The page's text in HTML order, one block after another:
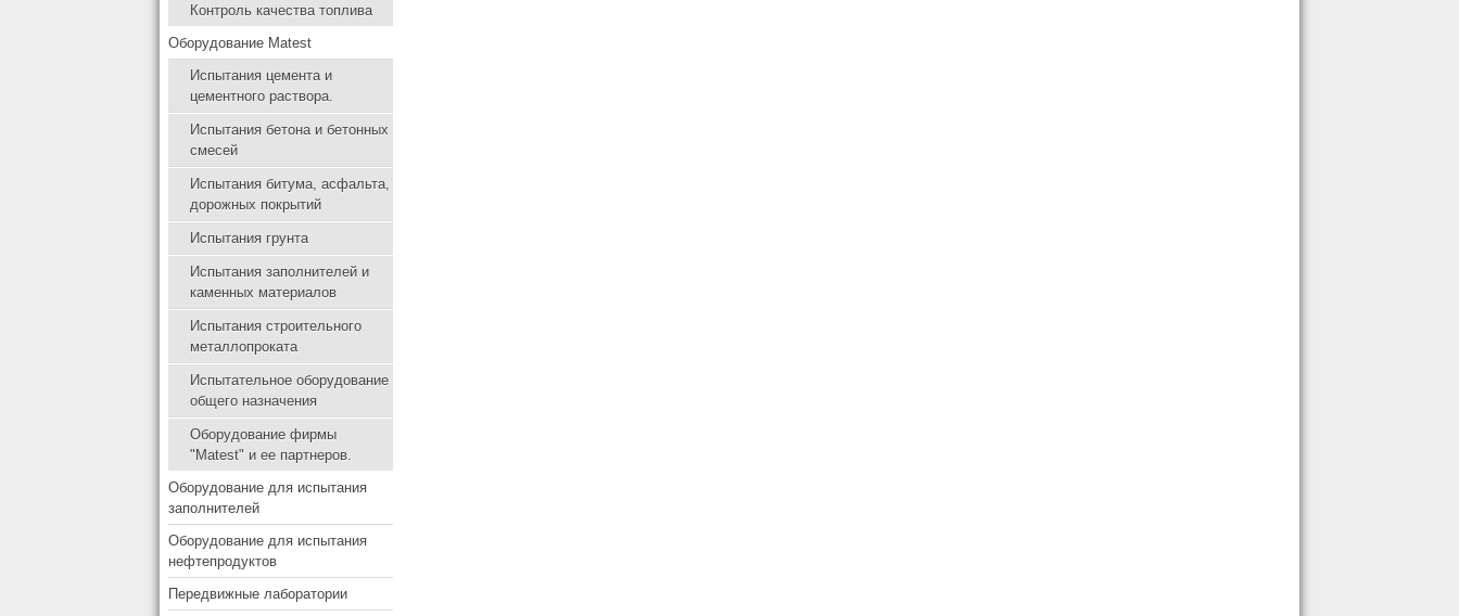
Контроль качества топлива
Оборудование Matest
Испытания цемента и
цементного раствора.
Испытания бетона и бетонных
смесей
Испытания битума, асфальта,
дорожных покрытий
Испытания грунта
Испытания заполнителей и
каменных материалов
Испытания строительного
металлопроката
Испытательное оборудование
общего назначения
Оборудование фирмы
"Matest" и ее партнеров.
Оборудование для испытания
заполнителей
Оборудование для испытания
нефтепродуктов
Передвижные лаборатории